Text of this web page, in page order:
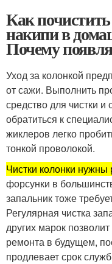
Как
накипи в
Почему
Уход за колонкой
от сажи. Выполнить
средство для чистки
обратиться к
жиклеров легко
тонкой проволокой.
Чистки колонки нужны
форсунки в
запальник тоже
Регулярная чистка
других марок
ремонта в будущем,
продлевает срок